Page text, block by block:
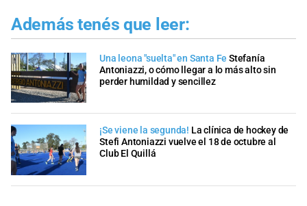
Además tenés que leer:
Una leona "suelta" en Santa Fe Stefanía
Antoniazzi, o cómo llegar a lo más alto sin
perder humildad y sencillez
¡Se viene la segunda! La clínica de hockey de
Stefi Antoniazzi vuelve el 18 de octubre al
Club El Quillá